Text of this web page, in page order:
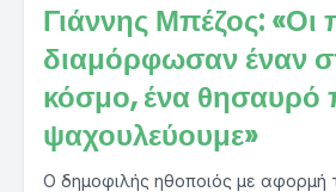
Γιάννης Μπέζος: «Οι
διαμόρφωσαν έναν
κόσμο, ένα θησαυρό
ψαχουλεύουμε»
Ο δημοφιλής ηθοποιός με αφορμή